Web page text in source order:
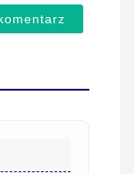
w
(